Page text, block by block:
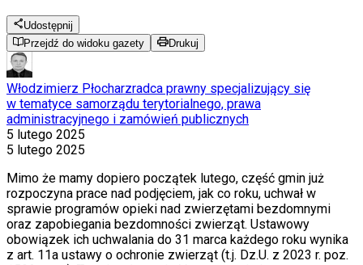
Udostępnij
Przejdź do widoku gazety
Drukuj
Włodzimierz Płocharzradca prawny specjalizujący się
w tematyce samorządu terytorialnego, prawa
administracyjnego i zamówień publicznych
5 lutego 2025
5 lutego 2025
Mimo że mamy dopiero początek lutego, część gmin już
rozpoczyna prace nad podjęciem, jak co roku, uchwał w
sprawie programów opieki nad zwierzętami bezdomnymi
oraz zapobiegania bezdomności zwierząt. Ustawowy
obowiązek ich uchwalania do 31 marca każdego roku wynika
z art. 11a ustawy o ochronie zwierząt (t.j. Dz.U. z 2023 r. poz.